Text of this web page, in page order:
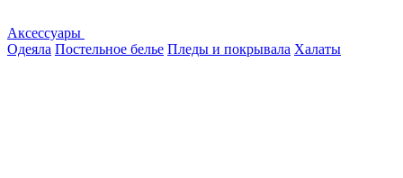
Аксессуары
Одеяла Постельное белье Пледы и покрывала Халаты